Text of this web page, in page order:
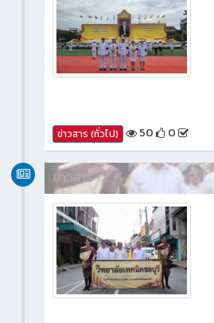
ข่าวสาร (ทั่วไป) 50 0
ข่าวสาร